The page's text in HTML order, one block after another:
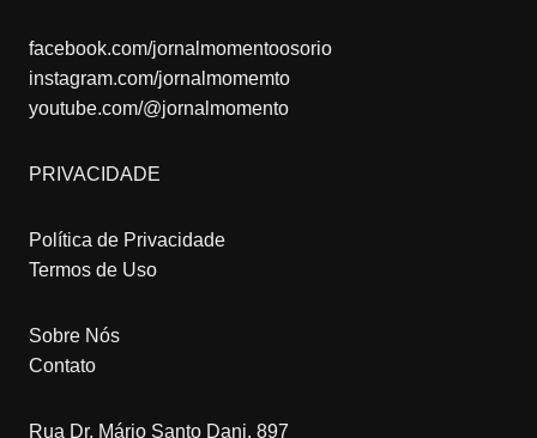
facebook.com/jornalmomentoosorio
instagram.com/jornalmomemto
youtube.com/@jornalmomento
PRIVACIDADE
Política de Privacidade
Termos de Uso
Sobre Nós
Contato
Rua Dr. Mário Santo Dani, 897